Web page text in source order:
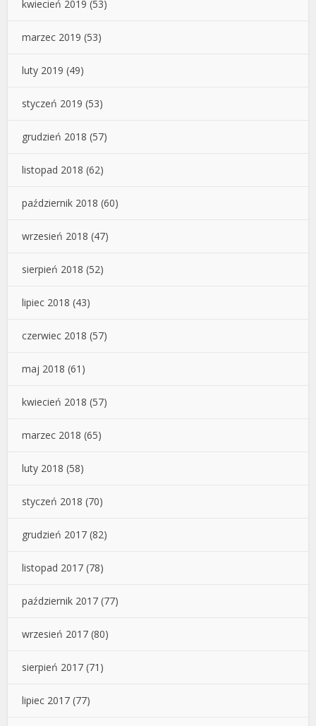
kwiecień 2019 (53)
marzec 2019 (53)
luty 2019 (49)
styczeń 2019 (53)
grudzień 2018 (57)
listopad 2018 (62)
październik 2018 (60)
wrzesień 2018 (47)
sierpień 2018 (52)
lipiec 2018 (43)
czerwiec 2018 (57)
maj 2018 (61)
kwiecień 2018 (57)
marzec 2018 (65)
luty 2018 (58)
styczeń 2018 (70)
grudzień 2017 (82)
listopad 2017 (78)
październik 2017 (77)
wrzesień 2017 (80)
sierpień 2017 (71)
lipiec 2017 (77)